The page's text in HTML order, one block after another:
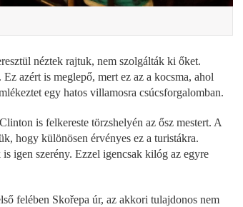
néztek rajtuk, nem szolgálták ki őket.
azért is meglepő, mert ez az a kocsma, ahol
egy hatos villamosra csúcsforgalomban.
is felkereste törzshelyén az ősz mestert. A
hogy különösen érvényes ez a turistákra.
igen szerény. Ezzel igencsak kilóg az egyre
felében Skořepa úr, az akkori tulajdonos nem